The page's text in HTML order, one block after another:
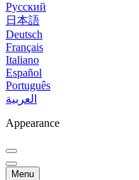
Русский
日本語
Deutsch
Français
Italiano
Español
Português
العربية
Appearance
Menu